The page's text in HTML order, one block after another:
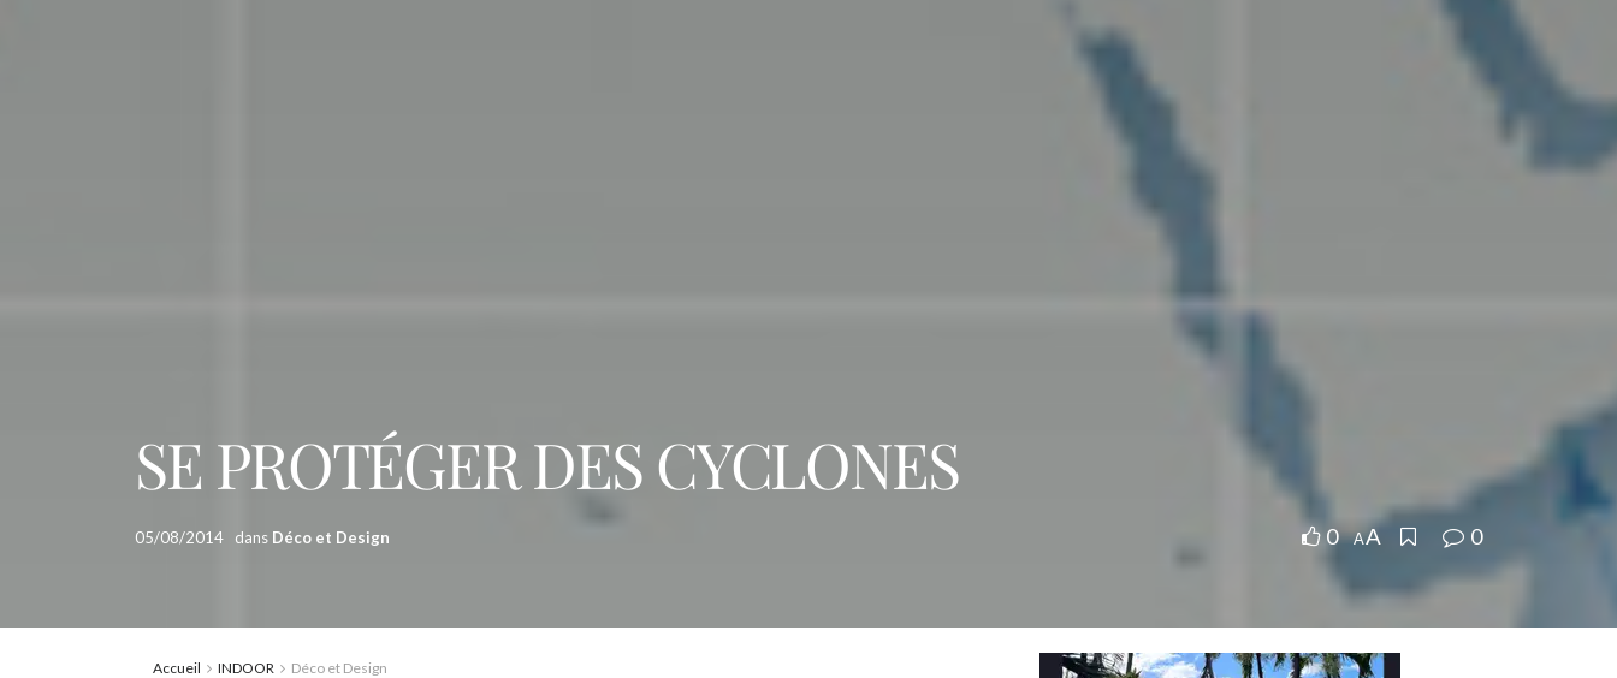
SE PROTÉGER DES CYCLONES
05/08/2014 dans Déco et Design 0 AA 0
Accueil INDOOR Déco et Design